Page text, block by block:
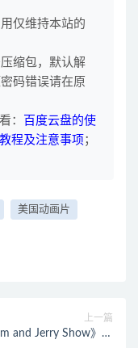
仅维持本站的
缩包，默认解
码错误请在原
：
百度云盘的使
程及注意事项；
美国动画片
上一篇
and Jerry Show》第